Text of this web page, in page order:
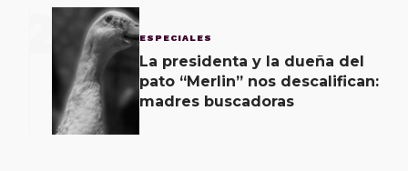
2 ESPECIALES
La presidenta y la dueña del
pato “Merlin” nos descalifican:
madres buscadoras